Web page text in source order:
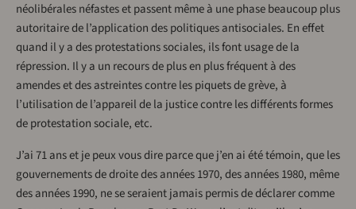
néolibérales néfastes et passent même à une phase beaucoup plus
autoritaire de l’application des politiques antisociales. En effet
quand il y a des protestations sociales, ils font usage de la
répression. Il y a un recours de plus en plus fréquent à des
amendes et des astreintes contre les piquets de grève, à
l’utilisation de l’appareil de la justice contre les différents formes
de protestation sociale, etc.
J’ai 71 ans et je peux vous dire parce que j’en ai été témoin, que les
gouvernements de droite des années 1970, des années 1980, même
des années 1990, ne se seraient jamais permis de déclarer comme